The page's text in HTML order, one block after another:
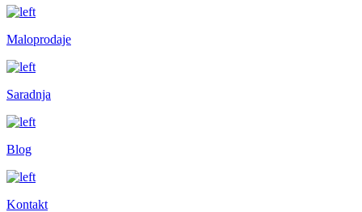
Maloprodaje
Saradnja
Blog
Kontakt